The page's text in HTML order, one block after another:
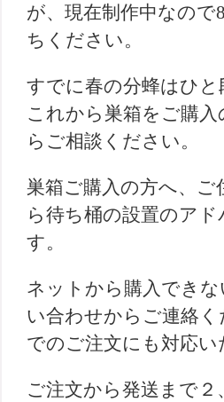
が、現在制作中なので
ちください。
すでに春の分蜂はひと
これから巣箱をご購
らご相談ください。
巣箱ご購入の方へ、ご
ら待ち桶の設置のアド
す。
ネットから購入できな
い合わせからご連絡
でのご注文にも対応い
ご注文から発送まで２